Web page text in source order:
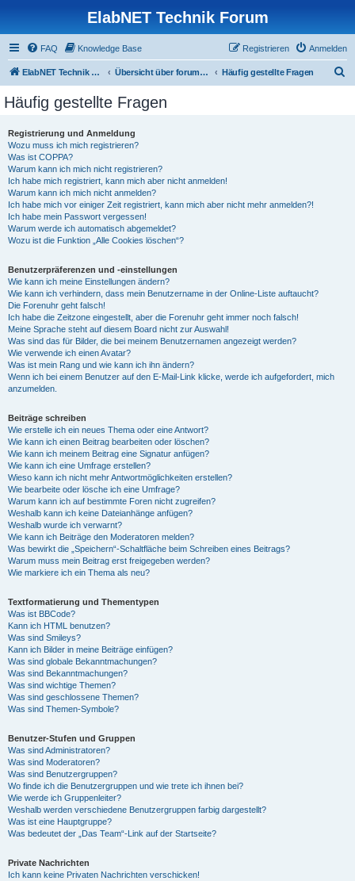
ElabNET Technik Forum
FAQ Knowledge Base Anmelden
Registrieren
ElabNET Technik Forum Übersicht über forum.timberwolf.io Häufig gestellte Fragen
Häufig gestellte Fragen
Registrierung und Anmeldung
Wozu muss ich mich registrieren?
Was ist COPPA?
Warum kann ich mich nicht registrieren?
Ich habe mich registriert, kann mich aber nicht anmelden!
Warum kann ich mich nicht anmelden?
Ich habe mich vor einiger Zeit registriert, kann mich aber nicht mehr anmelden?!
Ich habe mein Passwort vergessen!
Warum werde ich automatisch abgemeldet?
Wozu ist die Funktion „Alle Cookies löschen“?
Benutzerpräferenzen und -einstellungen
Wie kann ich meine Einstellungen ändern?
Wie kann ich verhindern, dass mein Benutzername in der Online-Liste auftaucht?
Die Forenuhr geht falsch!
Ich habe die Zeitzone eingestellt, aber die Forenuhr geht immer noch falsch!
Meine Sprache steht auf diesem Board nicht zur Auswahl!
Was sind das für Bilder, die bei meinem Benutzernamen angezeigt werden?
Wie verwende ich einen Avatar?
Was ist mein Rang und wie kann ich ihn ändern?
Wenn ich bei einem Benutzer auf den E-Mail-Link klicke, werde ich aufgefordert, mich
anzumelden.
Beiträge schreiben
Wie erstelle ich ein neues Thema oder eine Antwort?
Wie kann ich einen Beitrag bearbeiten oder löschen?
Wie kann ich meinem Beitrag eine Signatur anfügen?
Wie kann ich eine Umfrage erstellen?
Wieso kann ich nicht mehr Antwortmöglichkeiten erstellen?
Wie bearbeite oder lösche ich eine Umfrage?
Warum kann ich auf bestimmte Foren nicht zugreifen?
Weshalb kann ich keine Dateianhänge anfügen?
Weshalb wurde ich verwarnt?
Wie kann ich Beiträge den Moderatoren melden?
Was bewirkt die „Speichern“-Schaltfläche beim Schreiben eines Beitrags?
Warum muss mein Beitrag erst freigegeben werden?
Wie markiere ich ein Thema als neu?
Textformatierung und Thementypen
Was ist BBCode?
Kann ich HTML benutzen?
Was sind Smileys?
Kann ich Bilder in meine Beiträge einfügen?
Was sind globale Bekanntmachungen?
Was sind Bekanntmachungen?
Was sind wichtige Themen?
Was sind geschlossene Themen?
Was sind Themen-Symbole?
Benutzer-Stufen und Gruppen
Was sind Administratoren?
Was sind Moderatoren?
Was sind Benutzergruppen?
Wo finde ich die Benutzergruppen und wie trete ich ihnen bei?
Wie werde ich Gruppenleiter?
Weshalb werden verschiedene Benutzergruppen farbig dargestellt?
Was ist eine Hauptgruppe?
Was bedeutet der „Das Team“-Link auf der Startseite?
Private Nachrichten
Ich kann keine Privaten Nachrichten verschicken!